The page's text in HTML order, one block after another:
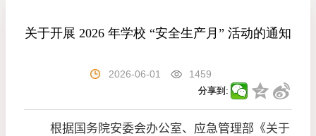
关于开展 2026 年学校 “安全生产月” 活动的通知
2026-06-01 1459
分享到:
根据国务院安委会办公室、应急管理部《关于